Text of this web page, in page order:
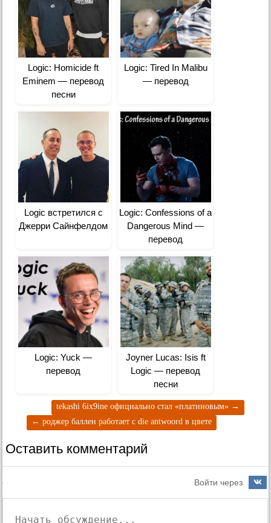
Logic: Homicide ft
Eminem — перевод
песни
Logic: Tired In Malibu
— перевод
Logic встретился с
Джерри Сайнфелдом
Logic: Confessions of a
Dangerous Mind —
перевод
Logic: Yuck —
перевод
Joyner Lucas: Isis ft
Logic — перевод
песни
tekashi 6ix9ine официально стал «платиновым» →
← роджер баллен работает с die antwoord в цвете
Оставить комментарий
Войти через